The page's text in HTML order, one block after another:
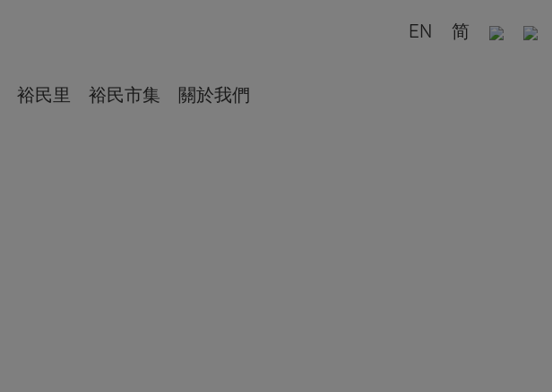
EN 简
裕民里 裕民市集 關於我們